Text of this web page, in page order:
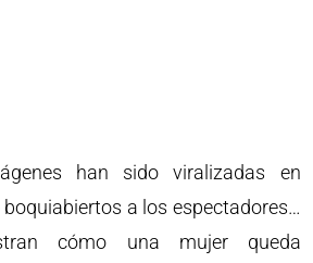
han sido viralizadas en
a los espectadores…
cómo una mujer queda